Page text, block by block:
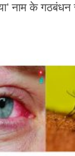
नाम के